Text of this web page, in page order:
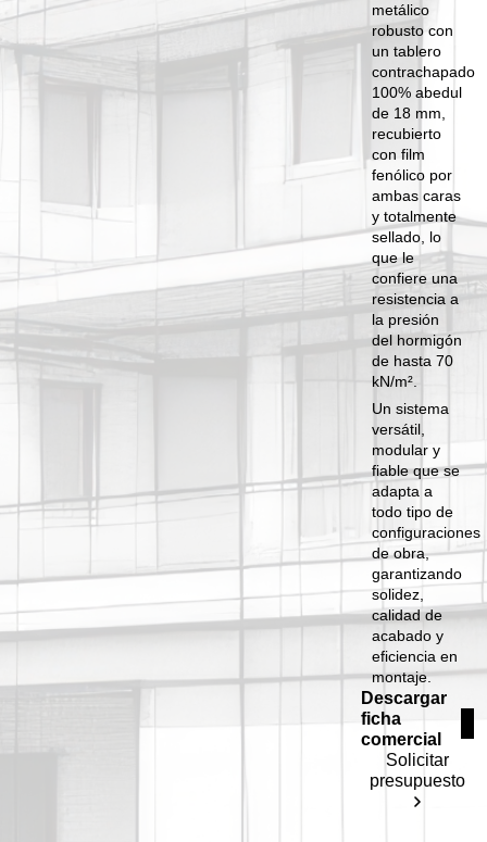
metálico
robusto con
un tablero
contrachapado
100% abedul
de 18 mm,
recubierto
con film
fenólico por
ambas caras
y totalmente
sellado, lo
que le
confiere una
resistencia a
la presión
del hormigón
de hasta 70
kN/m².
Un sistema
versátil,
modular y
fiable que se
adapta a
todo tipo de
configuraciones
de obra,
garantizando
solidez,
calidad de
acabado y
eficiencia en
montaje.
Solicitar
presupuesto
Descargar
ficha
comercial